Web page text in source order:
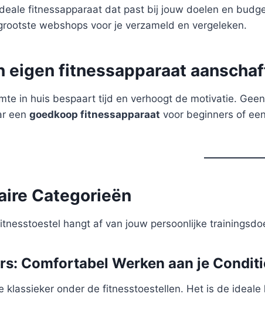
fitnessapparaat dat past bij jouw doelen en
webshops voor je verzameld en vergeleken.
eigen fitnessapparaat
in huis bespaart tijd en verhoogt de motivatie.
een goedkoop fitnessapparaat voor beginners of een
Categorieën
hangt af van jouw persoonlijke
Comfortabel Werken aan je
klassieker onder de fitnesstoestellen. Het is de